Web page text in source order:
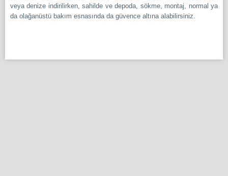
MÜHENDİSLİK SİGORTALARI
ZORUNLU SORUM. SİGORTALARI
veya denize indirilirken, sahilde ve depoda, sökme, montaj, normal ya
da olağanüstü bakım esnasında da güvence altına alabilirsiniz.